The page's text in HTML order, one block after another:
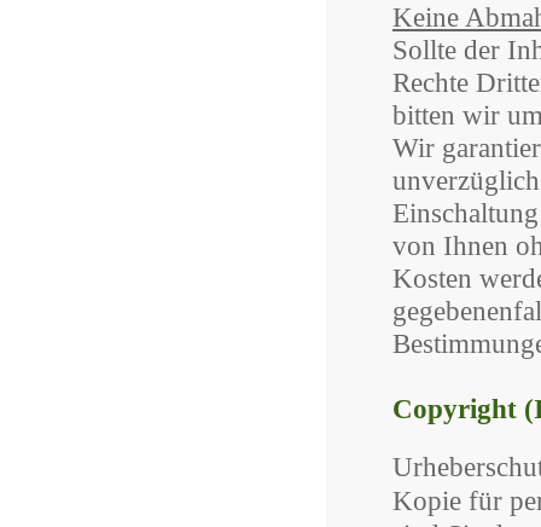
Keine
Sollte der
Rechte
bitten wir
Wir
von Ihnen
Kosten
Copyright
Kopie für